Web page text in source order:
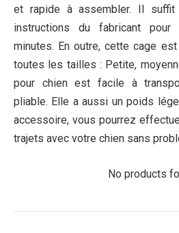
et rapide à assembler. Il
instructions du fabricant
minutes. En outre, cette cage
toutes les tailles : Petite,
pour chien est facile à
pliable. Elle a aussi un poids
accessoire, vous pourrez
trajets avec votre chien sans
No products